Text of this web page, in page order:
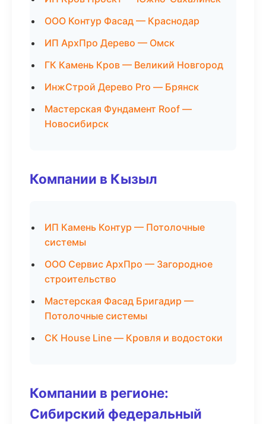
ООО Контур Фасад — Краснодар
ИП АрхПро Дерево — Омск
ГК Камень Кров — Великий Новгород
ИнжСтрой Дерево Pro — Брянск
Мастерская Фундамент Roof —
Новосибирск
Компании в Кызыл
ИП Камень Контур — Потолочные
системы
ООО Сервис АрхПро — Загородное
строительство
Мастерская Фасад Бригадир —
Потолочные системы
СК House Line — Кровля и водостоки
Компании в регионе:
Сибирский федеральный